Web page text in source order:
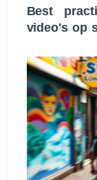
Best
video's op